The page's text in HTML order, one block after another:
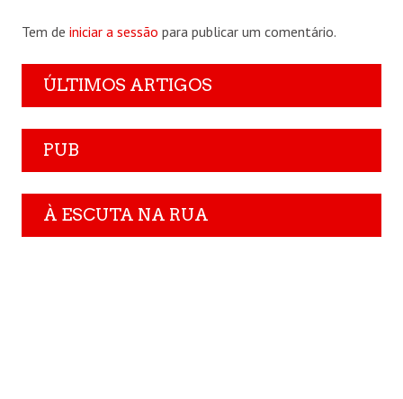
Tem de iniciar a sessão para publicar um comentário.
ÚLTIMOS ARTIGOS
PUB
À ESCUTA NA RUA